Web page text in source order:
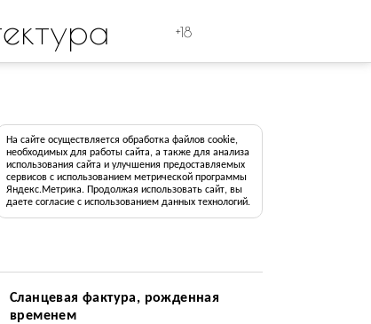
+18
На сайте осуществляется обработка файлов cookie,
необходимых для работы сайта, а также для анализа
использования сайта и улучшения предоставляемых
сервисов с использованием метрической программы
Яндекс.Метрика. Продолжая использовать сайт, вы
даете согласие с использованием данных технологий.
Сланцевая фактура, рожденная
временем